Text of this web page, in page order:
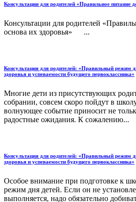
Консультации для родителей «Правильное питание
Консультации для родителей
основа их здоровья» ...
Консультация для родителей: «Правильный режим
здоровья и успеваемости будущего первоклассника»
Многие дети из присутствующих
собрании, совсем скоро пойдут в
волнующее событие приносит не
радостные ожидания. К сожалению...
Консультация для родителей: «Правильный режим
здоровья и успеваемости будущего первоклассника»
Особое внимание при подготовке к
режим дня детей. Если он не
выполняется, надо обязательно